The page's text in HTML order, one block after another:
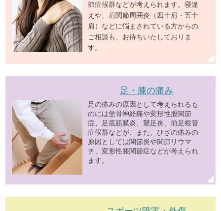
節症候群などが考えられます。寝違
えや、肩関節周囲炎（四十肩・五十
肩）などに悩まされている方からの
ご相談も、お待ちいたしておりま
す。
足・膝の痛み
足の痛みの原因として考えられるも
のには坐骨神経痛や変形性股関節
症、足底筋膜炎、鵞足炎、前足根管
症候群などが、また、ひざの痛みの
原因としては関節炎や関節リウマ
チ、変形性膝関節症などが考えられ
ます。